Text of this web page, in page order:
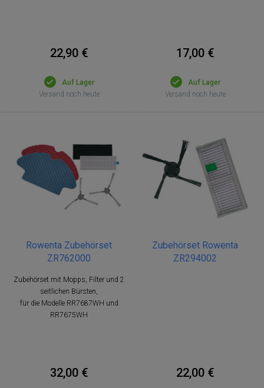
22,90 €
Auf Lager
Versand noch heute
17,00 €
Auf Lager
Versand noch heute
Rowenta Zubehörset
ZR762000
Zubehörset mit Mopps, Filter und 2
seitlichen Bürsten,
für die Modelle RR7687WH und
RR7675WH
32,00 €
Zubehörset Rowenta
ZR294002
22,00 €